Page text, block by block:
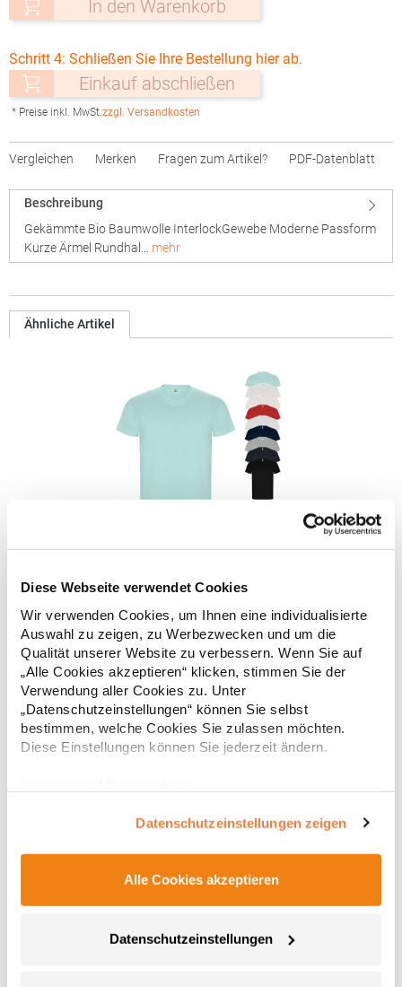
Diese Webseite verwendet Cookies
Wir verwenden Cookies, um Ihnen eine individualisierte
Auswahl zu zeigen, zu Werbezwecken und um die
Qualität unserer Website zu verbessern. Wenn Sie auf
„Alle Cookies akzeptieren“ klicken, stimmen Sie der
Verwendung aller Cookies zu. Unter
„Datenschutzeinstellungen“ können Sie selbst
bestimmen, welche Cookies Sie zulassen möchten.
Diese Einstellungen können Sie jederzeit ändern.
Datenschutzeinstellungen zeigen
Alle Cookies akzeptieren
Datenschutzeinstellungen
In den Warenkorb
Schritt 4: Schließen Sie Ihre Bestellung hier ab.
Einkauf abschließen
* Preise inkl. MwSt.zzgl. Versandkosten
Vergleichen Merken Fragen zum Artikel? PDF-Datenblatt
Beschreibung
Gekämmte Bio Baumwolle InterlockGewebe Moderne Passform
Kurze Ärmel Rundhal… mehr
Ähnliche Artikel
Gekämmte Bio-Baumwolle Kurzarm 2-lagiger Rundhalskragen
mit verstärktem und durchgehendem Schulterband Rundstrick
Pfegehinweis: 40 °C waschbarBügeln erlaubtGrammatur: 160
g/m² (White: 170 g/m²)Materialzusammensetzung: 100%
Baumwolle (Heather Grey: 85% Baumwolle / 15%
Viskose)Angaben zur Produktsicherheit: Herst.-Nr.:
CA6690Hersteller: GORFACTORY S.A Ctra. Santomera / Abanilla
Km 8.8 30620 Fortuna (Murcia) Spanien E-Mail:
info@gorfactory.es
* Preise inkl. gesetzlicher Mwst. +Versandkosten *